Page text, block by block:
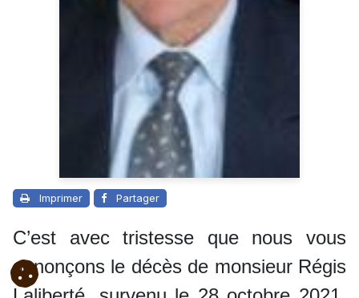
Imprimer Partager
C’est avec tristesse que nous vous
annonçons le décès de monsieur Régis